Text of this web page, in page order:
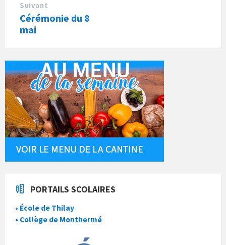
Suivant
Cérémonie du 8
mai
PORTAILS SCOLAIRES
• École de Thilay
• Collège de Monthermé